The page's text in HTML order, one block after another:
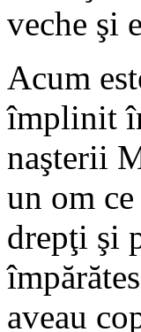
veche şi
Acum
împlinit
naşterii
un om
drepţi şi
aveau